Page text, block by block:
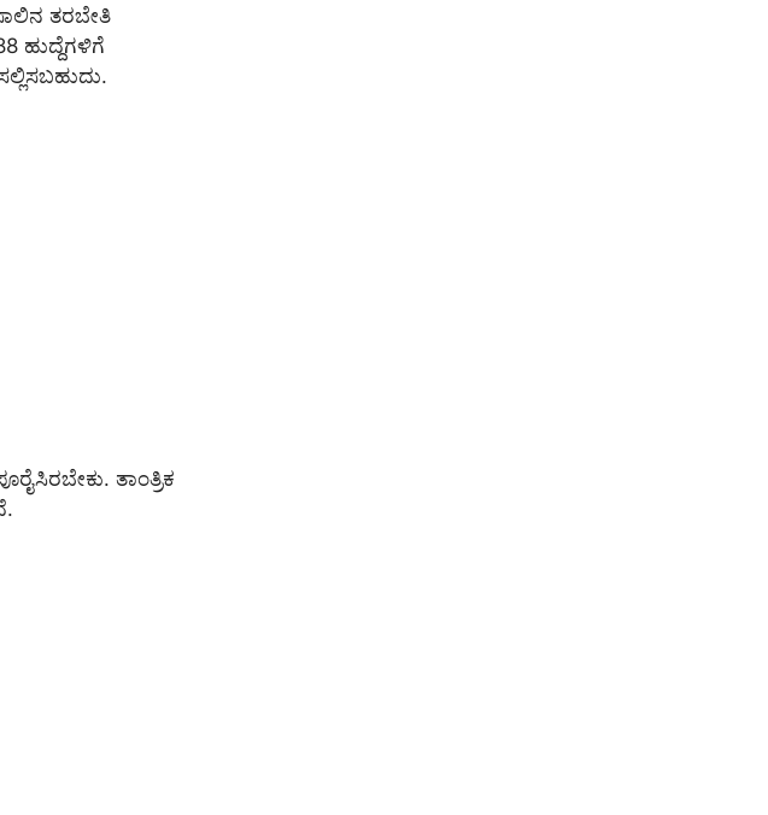
ತರಬೇತಿ
ಹುದ್ದೆಗಳಿಗೆ
ತಾಂತ್ರಿಕ